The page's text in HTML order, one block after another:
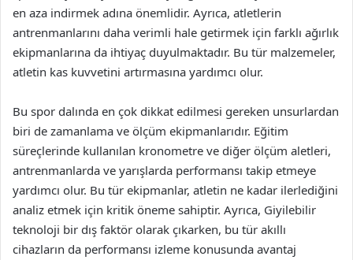
en aza indirmek adına önemlidir. Ayrıca, atletlerin
antrenmanlarını daha verimli hale getirmek için farklı ağırlık
ekipmanlarına da ihtiyaç duyulmaktadır. Bu tür malzemeler,
atletin kas kuvvetini artırmasına yardımcı olur.
Bu spor dalında en çok dikkat edilmesi gereken unsurlardan
biri de zamanlama ve ölçüm ekipmanlarıdır. Eğitim
süreçlerinde kullanılan kronometre ve diğer ölçüm aletleri,
antrenmanlarda ve yarışlarda performansı takip etmeye
yardımcı olur. Bu tür ekipmanlar, atletin ne kadar ilerlediğini
analiz etmek için kritik öneme sahiptir. Ayrıca, Giyilebilir
teknoloji bir dış faktör olarak çıkarken, bu tür akıllı
cihazların da performansı izleme konusunda avantaj